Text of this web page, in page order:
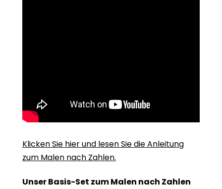
Klicken Sie hier und lesen Sie die Anleitung
zum Malen nach Zahlen.
Unser Basis-Set zum Malen nach Zahlen